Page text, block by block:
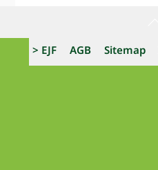
> EJF AGB Sitemap